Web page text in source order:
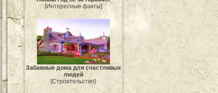
[Интересные факты]
Забавные дома для счастливых
людей
[Строительство]